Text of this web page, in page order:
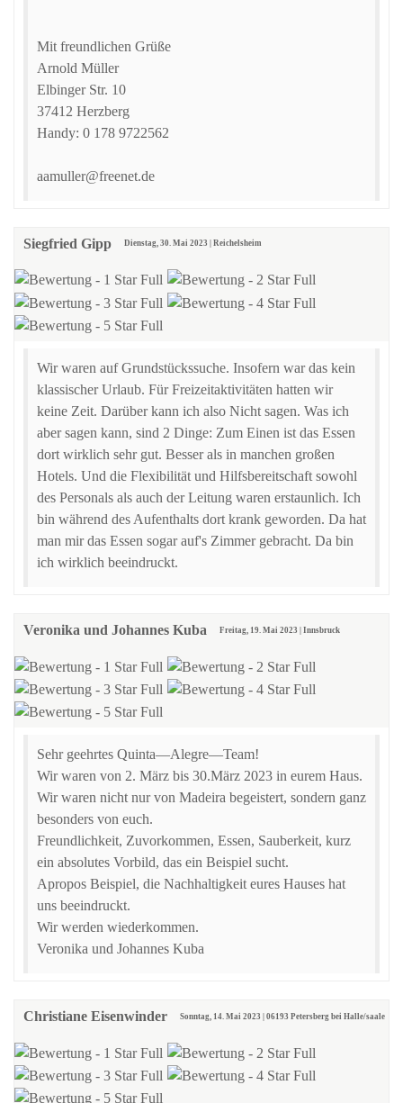
Mit freundlichen Grüße
Arnold Müller
Elbinger Str. 10
37412 Herzberg
Handy: 0 178 9722562
aamuller@freenet.de
Siegfried Gipp Dienstag, 30. Mai 2023 | Reichelsheim
Wir waren auf Grundstückssuche. Insofern war das kein
klassischer Urlaub. Für Freizeitaktivitäten hatten wir
keine Zeit. Darüber kann ich also Nicht sagen. Was ich
aber sagen kann, sind 2 Dinge: Zum Einen ist das Essen
dort wirklich sehr gut. Besser als in manchen großen
Hotels. Und die Flexibilität und Hilfsbereitschaft sowohl
des Personals als auch der Leitung waren erstaunlich. Ich
bin während des Aufenthalts dort krank geworden. Da hat
man mir das Essen sogar auf's Zimmer gebracht. Da bin
ich wirklich beeindruckt.
Veronika und Johannes Kuba Freitag, 19. Mai 2023 | Innsbruck
Sehr geehrtes Quinta—Alegre—Team!
Wir waren von 2. März bis 30.März 2023 in eurem Haus.
Wir waren nicht nur von Madeira begeistert, sondern ganz
besonders von euch.
Freundlichkeit, Zuvorkommen, Essen, Sauberkeit, kurz
ein absolutes Vorbild, das ein Beispiel sucht.
Apropos Beispiel, die Nachhaltigkeit eures Hauses hat
uns beeindruckt.
Wir werden wiederkommen.
Veronika und Johannes Kuba
Christiane Eisenwinder Sonntag, 14. Mai 2023 | 06193 Petersberg bei Halle/saale